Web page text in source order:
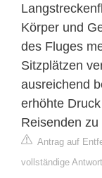
Körper und
des Fluges
Sitzplätzen
ausreichend
erhöhte
Reisenden
Antrag auf
vollständige